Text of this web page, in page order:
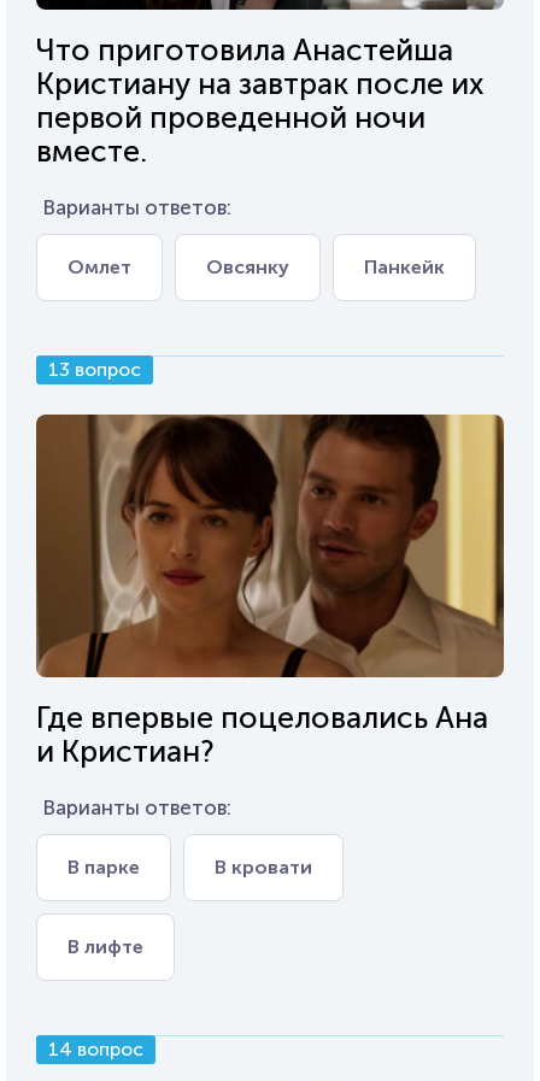
Что приготовила Анастейша
Кристиану на завтрак после их
первой проведенной ночи
вместе.
Варианты ответов:
Омлет Овсянку Панкейк
13 вопрос
Где впервые поцеловались Ана
и Кристиан?
Варианты ответов:
В парке В кровати
В лифте
14 вопрос